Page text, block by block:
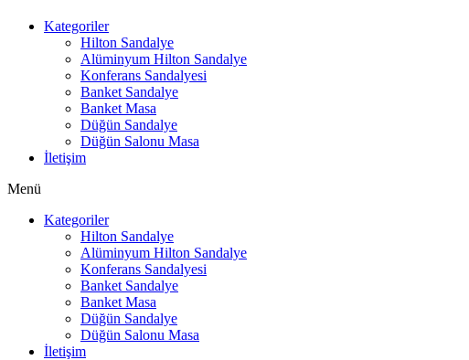
Kategoriler
Hilton Sandalye
Alüminyum Hilton Sandalye
Konferans Sandalyesi
Banket Sandalye
Banket Masa
Düğün Sandalye
Düğün Salonu Masa
İletişim
Menü
Kategoriler
Hilton Sandalye
Alüminyum Hilton Sandalye
Konferans Sandalyesi
Banket Sandalye
Banket Masa
Düğün Sandalye
Düğün Salonu Masa
İletişim